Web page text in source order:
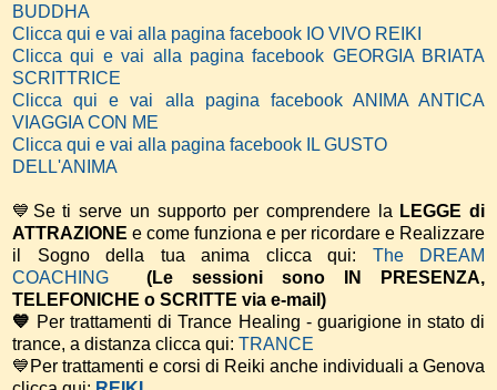
BUDDHA
Clicca qui e vai alla pagina facebook IO VIVO REIKI
Clicca qui e vai alla pagina facebook GEORGIA BRIATA
SCRITTRICE
Clicca qui e vai alla pagina facebook ANIMA ANTICA
VIAGGIA CON ME
Clicca qui e vai alla pagina facebook IL GUSTO
DELL'ANIMA
💙Se ti serve un supporto per comprendere la LEGGE di
ATTRAZIONE e come funziona e per ricordare e Realizzare
il Sogno della tua anima clicca qui: The DREAM
COACHING
(Le sessioni sono IN PRESENZA,
TELEFONICHE o SCRITTE via e-mail)
💙 Per trattamenti di Trance Healing - guarigione in stato di
trance, a distanza clicca qui: TRANCE
💙Per trattamenti e corsi di Reiki anche individuali a Genova